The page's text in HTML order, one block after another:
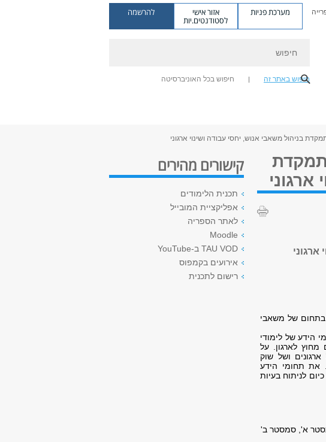
מערכת פניות אזור אישי
לסטודנטים.יות
להרשמה
חיפוש באתר זה חיפוש בכל האוניברסיטה
בניהול משאבי אנוש, יחסי עבודה ושינוי ארגוני
ארגוני
בתחום של משאבי
הידע של לימודי
מחוץ לארגון. על
ושל שוק
את תחומי הידע
לניתוח בעיות
א', סמסטר ב'
קישורים מהירים
תכנית הלימודים
אפליקציית המובייל
לאתר הספריה
Moodle
TAU VOD ב-YouTube
אירועים בקמפוס
רישום לתכנית